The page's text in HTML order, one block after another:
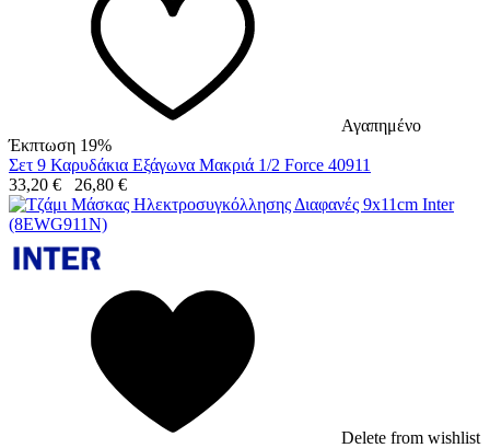
Αγαπημένο
Έκπτωση 19%
Σετ 9 Καρυδάκια Εξάγωνα Μακριά 1/2 Force 40911
33,20 € 26,80 €
Delete from wishlist